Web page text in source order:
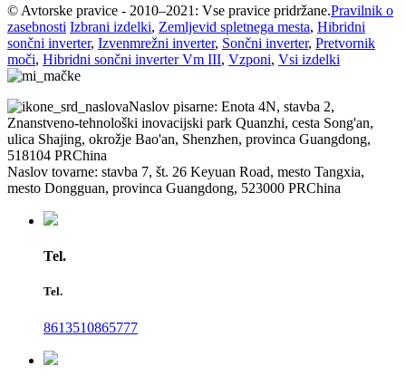
© Avtorske pravice - 2010–2021: Vse pravice pridržane.Pravilnik o
zasebnosti Izbrani izdelki, Zemljevid spletnega mesta, Hibridni
sončni inverter, Izvenmrežni inverter, Sončni inverter, Pretvornik
moči, Hibridni sončni inverter Vm III, Vzponi, Vsi izdelki
Naslov pisarne: Enota 4N, stavba 2,
Znanstveno-tehnološki inovacijski park Quanzhi, cesta Song'an,
ulica Shajing, okrožje Bao'an, Shenzhen, provinca Guangdong,
518104 PRChina
Naslov tovarne: stavba 7, št. 26 Keyuan Road, mesto Tangxia,
mesto Dongguan, provinca Guangdong, 523000 PRChina
Tel.
Tel.
8613510865777